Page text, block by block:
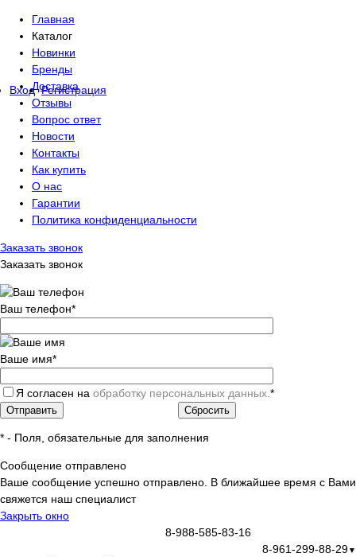
Главная
Каталог
Новинки
Бренды
Доставка
Отзывы
Вопрос ответ
Новости
Контакты
Как купить
О нас
Гарантии
Политика конфиденциальности
Вход Регистрация
Заказать звонок
Заказать звонок
Ваш телефон*
Ваше имя*
Я согласен на обработку персональных данных. *
* - Поля, обязательные для заполнения
Сообщение отправлено
Ваше сообщение успешно отправлено. В ближайшее время с Вами
свяжется наш специалист
Закрыть окно
8-988-585-83-16
8-961-299-88-29▼